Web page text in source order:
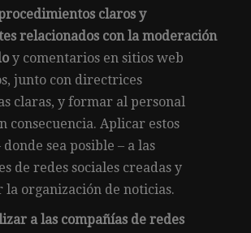
claros y
relacionados con la moderación
y comentarios en sitios web
junto con directrices
claras, y formar al personal
consecuencia. Aplicar estos
sea posible – a las
de redes sociales creadas y
la organización de noticias.
a las compañías de redes